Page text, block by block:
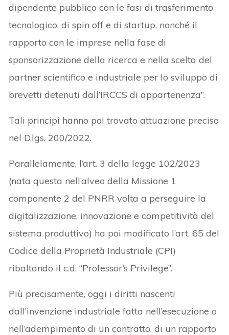
dipendente pubblico con le fasi di trasferimento
tecnologico, di spin off e di startup, nonché il
rapporto con le imprese nella fase di
sponsorizzazione della ricerca e nella scelta del
partner scientifico e industriale per lo sviluppo di
brevetti detenuti dall’IRCCS di appartenenza”.
Tali principi hanno poi trovato attuazione precisa
nel D.lgs. 200/2022.
Parallelamente, l’art. 3 della legge 102/2023
(nata questa nell’alveo della Missione 1
componente 2 del PNRR volta a perseguire la
digitalizzazione, innovazione e competitività del
sistema produttivo) ha poi modificato l’art. 65 del
Codice della Proprietà Industriale (CPI)
ribaltando il c.d. “Professor’s Privilege”.
Più precisamente, oggi i diritti nascenti
dall’invenzione industriale fatta nell’esecuzione o
nell’adempimento di un contratto, di un rapporto